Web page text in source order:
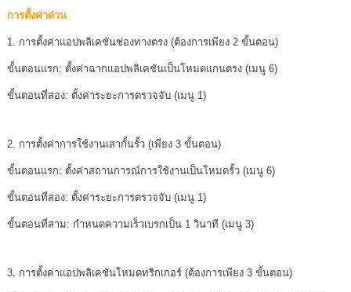
การตั้งค่าด่วน
1. การตั้งค่าแอปพลิเคชันช่องทางตรง (ต้องการเพียง 2 ขั้นตอน)
ขั้นตอนแรก: ตั้งค่าฉากแอปพลิเคชันเป็นโหมดแกนตรง (เมนู 6)
ขั้นตอนที่สอง: ตั้งค่าระยะการตรวจจับ (เมนู 1)
2. การตั้งค่าการใช้งานเสากั้นรั้ว (เพียง 3 ขั้นตอน)
ขั้นตอนแรก: ตั้งค่าสถานการณ์การใช้งานเป็นโหมดรั้ว (เมนู 6)
ขั้นตอนที่สอง: ตั้งค่าระยะการตรวจจับ (เมนู 1)
ขั้นตอนที่สาม: กำหนดความเร็วเบรกเป็น 1 วินาที (เมนู 3)
3. การตั้งค่าแอปพลิเคชันโหมดทริกเกอร์ (ต้องการเพียง 3 ขั้นตอน)